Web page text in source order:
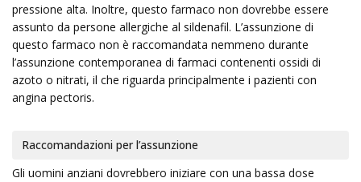
pressione alta. Inoltre, questo farmaco non dovrebbe essere
assunto da persone allergiche al sildenafil. L’assunzione di
questo farmaco non è raccomandata nemmeno durante
l’assunzione contemporanea di farmaci contenenti ossidi di
azoto o nitrati, il che riguarda principalmente i pazienti con
angina pectoris.
Raccomandazioni per l’assunzione
Gli uomini anziani dovrebbero iniziare con una bassa dose